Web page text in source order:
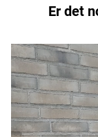
Er det